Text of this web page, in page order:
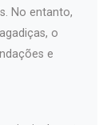
No entanto,
o
e